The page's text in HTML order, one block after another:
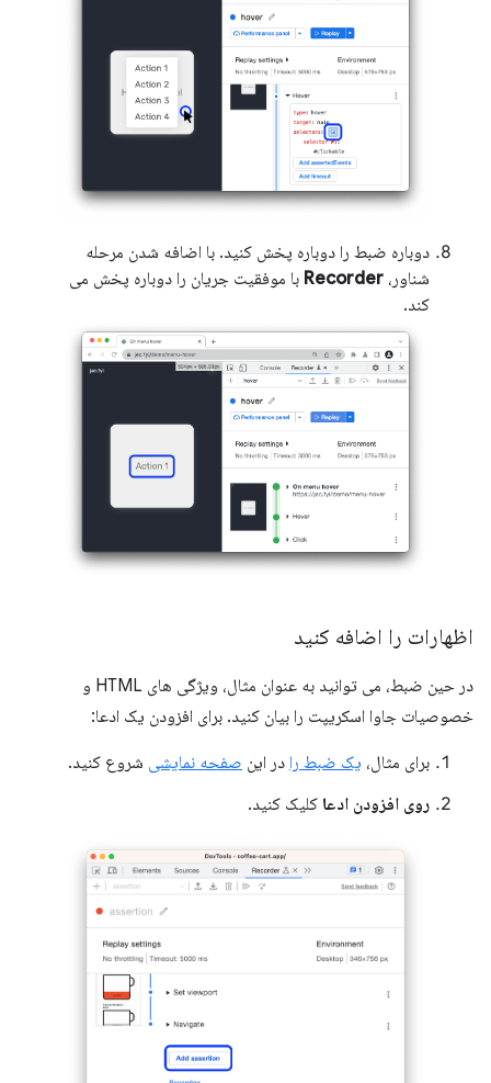
دوباره ضبط را دوباره پخش کنید. با اضافه شدن مرحله
شناور، Recorder با موفقیت جریان را دوباره پخش می
کند.
اظهارات را اضافه کنید
در حین ضبط، می توانید به عنوان مثال، ویژگی های HTML و
خصوصیات جاوا اسکریپت را بیان کنید. برای افزودن یک ادعا:
برای مثال، یک ضبط را در این صفحه نمایشی شروع کنید.
روی افزودن ادعا کلیک کنید.